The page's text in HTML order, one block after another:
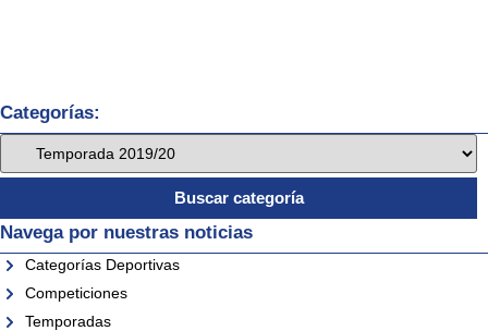
Categorías:
Navega por nuestras noticias
Categorías Deportivas
Competiciones
Temporadas